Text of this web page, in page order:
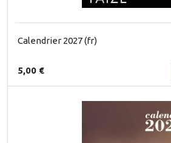
Calendrier 2027 (fr)
5,00 €